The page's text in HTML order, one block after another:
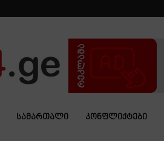
ᲡᲐᲛᲐᲠᲗᲐᲚᲘ ᲙᲝᲜᲤᲚᲘᲥᲢᲔᲑᲘ